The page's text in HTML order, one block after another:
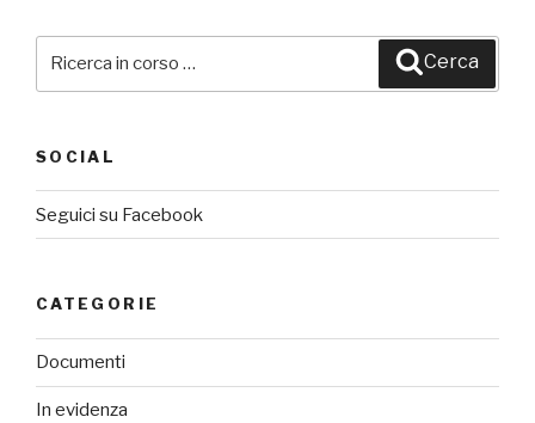
Cerca
SOCIAL
Seguici su Facebook
CATEGORIE
Documenti
In evidenza